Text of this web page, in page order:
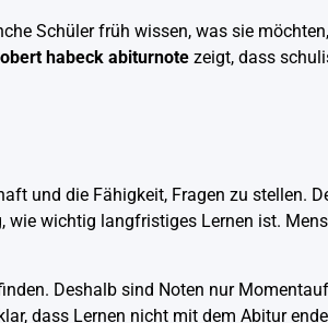
Schüler früh wissen, was sie
habeck abiturnote zeigt, dass
und die Fähigkeit, Fragen zu stellen.
wichtig langfristiges Lernen ist.
Deshalb sind Noten nur
dass Lernen nicht mit dem Abitur